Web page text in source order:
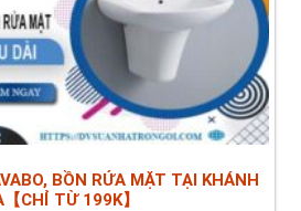
BỒN RỬA MẶT TẠI KHÁNH
【CHỈ TỪ 199K】